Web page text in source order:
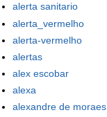
alerta sanitario
alerta_vermelho
alerta-vermelho
alertas
alex escobar
alexa
alexandre de moraes